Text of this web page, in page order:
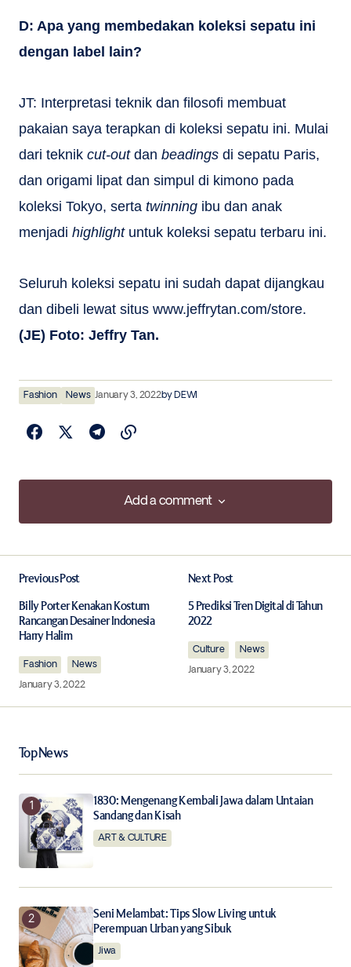
D: Apa yang membedakan koleksi sepatu ini
dengan label lain?
JT: Interpretasi teknik dan filosofi membuat
pakaian saya terapkan di koleksi sepatu ini. Mulai
dari teknik cut-outdan beadings di sepatu Paris,
dan origami lipat dan simpul di kimono pada
koleksi Tokyo, serta twinning ibu dan anak
menjadi highlight untuk koleksi sepatu terbaru ini.
Seluruh koleksi sepatu ini sudah dapat dijangkau
dan dibeli lewat situs www.jeffrytan.com/store.
(JE) Foto: Jeffry Tan.
Fashion News January 3, 2022byDEWI
Add a comment
Add a comment
Required fields are marked*
Your Name
Your E-mail*
Save my name, email, and website in this browser for
the next time I comment.
Notify me of new posts by email.
Previous Post
Billy Porter Kenakan Kostum
Rancangan Desainer Indonesia
Harry Halim
Fashion
News
January 3, 2022
Next Post
5 Prediksi Tren Digital di Tahun
2022
Culture
News
January 3, 2022
Top News
1830: Mengenang Kembali Jawa dalam Untaian
Sandang dan Kisah
ART & CULTURE
Seni Melambat: Tips Slow Living untuk
Perempuan Urban yang Sibuk
Jiwa